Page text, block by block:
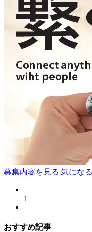
募集内容を見る 気になる
1
おすすめ記事